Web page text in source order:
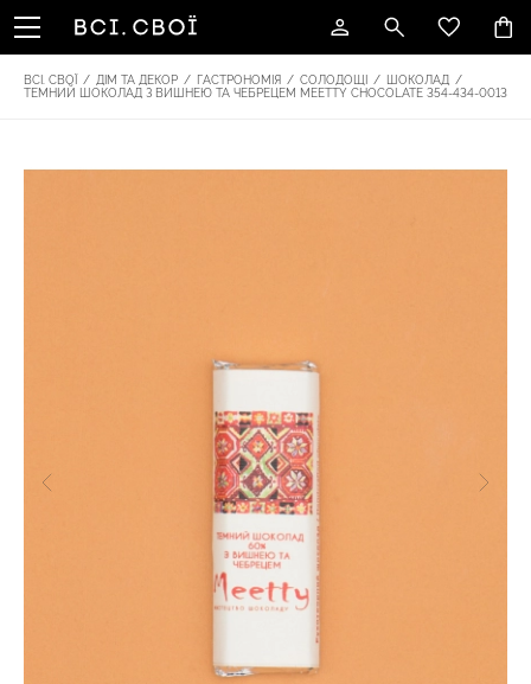
ВСІ. СВОЇ / ДІМ ТА ДЕКОР / ГАСТРОНОМІЯ / СОЛОДОЩІ / ШОКОЛАД
/
ТЕМНИЙ ШОКОЛАД З ВИШНЕЮ ТА ЧЕБРЕЦЕМ MEETTY CHOCOLATE 354-434-0013